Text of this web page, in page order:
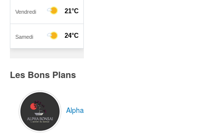
Les Bons Plans
Alpha